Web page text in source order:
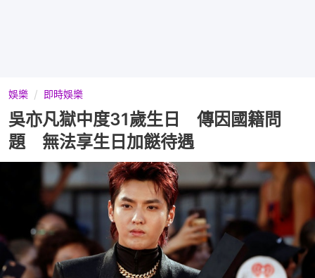
娛樂 即時娛樂
吳亦凡獄中度31歲生日 傳因國籍問
題 無法享生日加餸待遇